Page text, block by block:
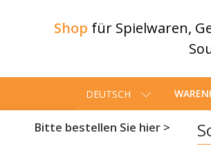
Shop für Spielwaren,
DEUTSCH
Bitte bestellen Sie hier >